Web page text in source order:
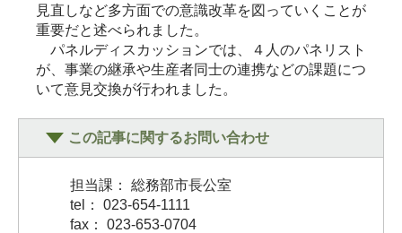
見直しなど多方面での意識改革を図っていくことが
重要だと述べられました。
パネルディスカッションでは、４人のパネリスト
が、事業の継承や生産者同士の連携などの課題につ
いて意見交換が行われました。
この記事に関するお問い合わせ
担当課： 総務部市長公室
tel： 023-654-1111
fax： 023-653-0704